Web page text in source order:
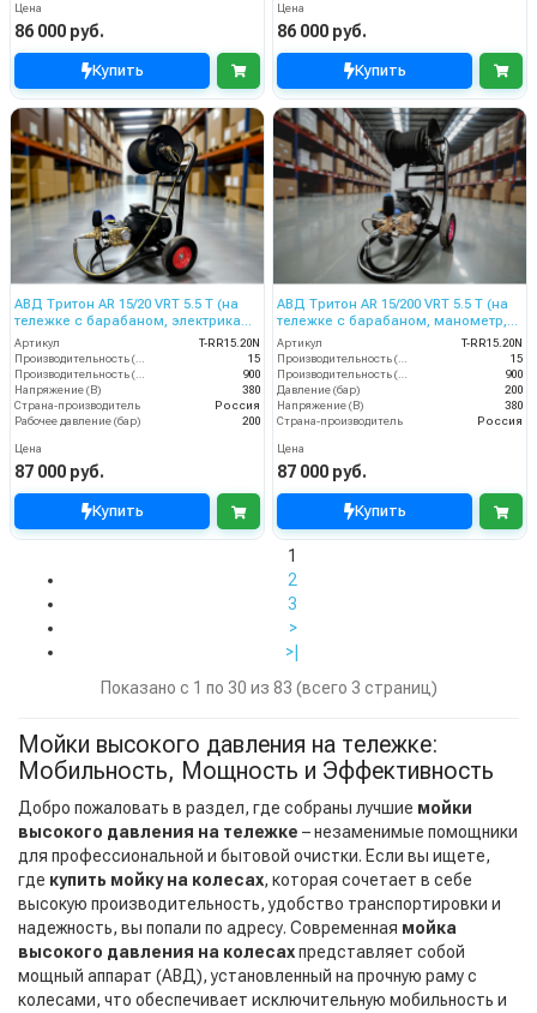
Цена
86 000 руб.
Купить
Цена
86 000 руб.
Купить
АВД Тритон AR 15/20 VRT 5.5 T (на
тележке с барабаном, электрика
термозащитой )
Артикул
T-RR15.20N
Производительность (л/мин)
15
Производительность (л/ч)
900
Напряжение (В)
380
Страна-производитель
Россия
Рабочее давление (бар)
200
Цена
87 000 руб.
Купить
АВД Тритон AR 15/200 VRT 5.5 T (на
тележке с барабаном, манометр,
электрика теплозащитой )
Артикул
T-RR15.20N
Производительность (л/мин)
15
Производительность (л/ч)
900
Давление (бар)
200
Напряжение (В)
380
Страна-производитель
Россия
Цена
87 000 руб.
Купить
1
2
3
>
>|
Показано с 1 по 30 из 83 (всего 3 страниц)
Мойки высокого давления на тележке:
Мобильность, Мощность и Эффективность
Добро пожаловать в раздел, где собраны лучшие мойки
высокого давления на тележке – незаменимые помощники
для профессиональной и бытовой очистки. Если вы ищете,
где купить мойку на колесах, которая сочетает в себе
высокую производительность, удобство транспортировки и
надежность, вы попали по адресу. Современная мойка
высокого давления на колесахпредставляет собой
мощный аппарат (АВД), установленный на прочную раму с
колесами, что обеспечивает исключительную мобильность и